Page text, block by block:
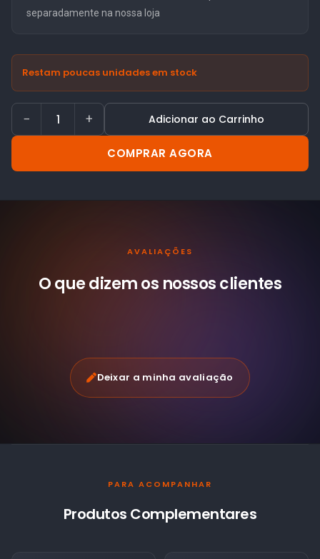
separadamente na nossa loja
Restam poucas unidades em stock
− + Adicionar ao Carrinho
COMPRAR AGORA
AVALIAÇÕES
O que dizem os nossosclientes
Deixar a minha avaliação
PARA ACOMPANHAR
Produtos Complementares